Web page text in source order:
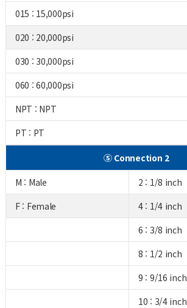
015 : 15,000psi
020 : 20,000psi
030 : 30,000psi
060 : 60,000psi
NPT : NPT
PT : PT
⑤ Connection 2
M : Male
2 : 1/8 inch
F : Female
4 : 1/4 inch
6 : 3/8 inch
8 : 1/2 inch
9 : 9/16 inch
10 : 3/4 inch